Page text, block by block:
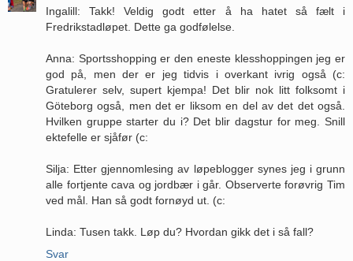
Ingalill: Takk! Veldig godt etter å ha hatet så fælt i
Fredrikstadløpet. Dette ga godfølelse.
Anna: Sportsshopping er den eneste klesshoppingen jeg er
god på, men der er jeg tidvis i overkant ivrig også (c:
Gratulerer selv, supert kjempa! Det blir nok litt folksomt i
Göteborg også, men det er liksom en del av det det også.
Hvilken gruppe starter du i? Det blir dagstur for meg. Snill
ektefelle er sjåfør (c:
Silja: Etter gjennomlesing av løpeblogger synes jeg i grunn
alle fortjente cava og jordbær i går. Observerte forøvrig Tim
ved mål. Han så godt fornøyd ut. (c:
Linda: Tusen takk. Løp du? Hvordan gikk det i så fall?
Svar